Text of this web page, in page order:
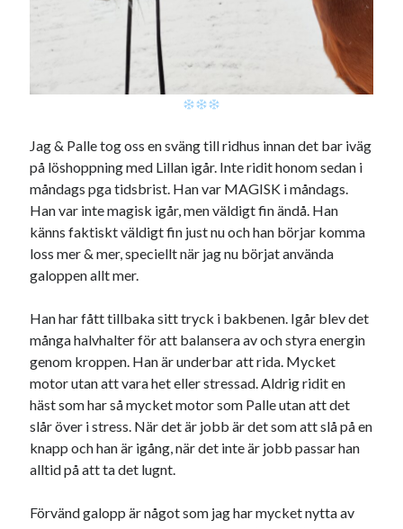
Jag & Palle tog oss en sväng till ridhus innan det bar iväg
på löshoppning med Lillan igår. Inte ridit honom sedan i
måndags pga tidsbrist. Han var MAGISK i måndags.
Han var inte magisk igår, men väldigt fin ändå. Han
känns faktiskt väldigt fin just nu och han börjar komma
loss mer & mer, speciellt när jag nu börjat använda
galoppen allt mer.
Han har fått tillbaka sitt tryck i bakbenen. Igår blev det
många halvhalter för att balansera av och styra energin
genom kroppen. Han är underbar att rida. Mycket
motor utan att vara het eller stressad. Aldrig ridit en
häst som har så mycket motor som Palle utan att det
slår över i stress. När det är jobb är det som att slå på en
knapp och han är igång, när det inte är jobb passar han
alltid på att ta det lugnt.
Förvänd galopp är något som jag har mycket nytta av